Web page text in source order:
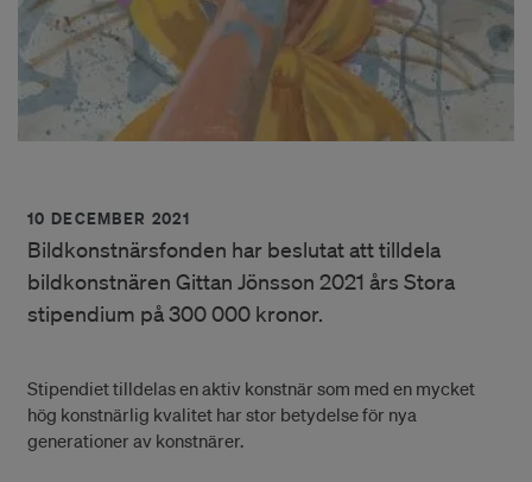
10 DECEMBER 2021
Bildkonstnärsfonden har beslutat att tilldela
bildkonstnären Gittan Jönsson 2021 års Stora
stipendium på 300 000 kronor.
Stipendiet tilldelas en aktiv konstnär som med en mycket
hög konstnärlig kvalitet har stor betydelse för nya
generationer av konstnärer.